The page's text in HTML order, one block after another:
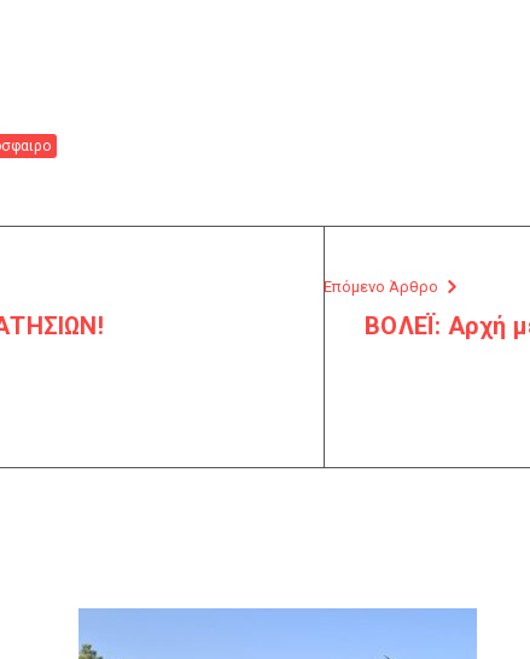
Επόμενο Άρθρο
ΒΟΛΕΪ: Αρχή